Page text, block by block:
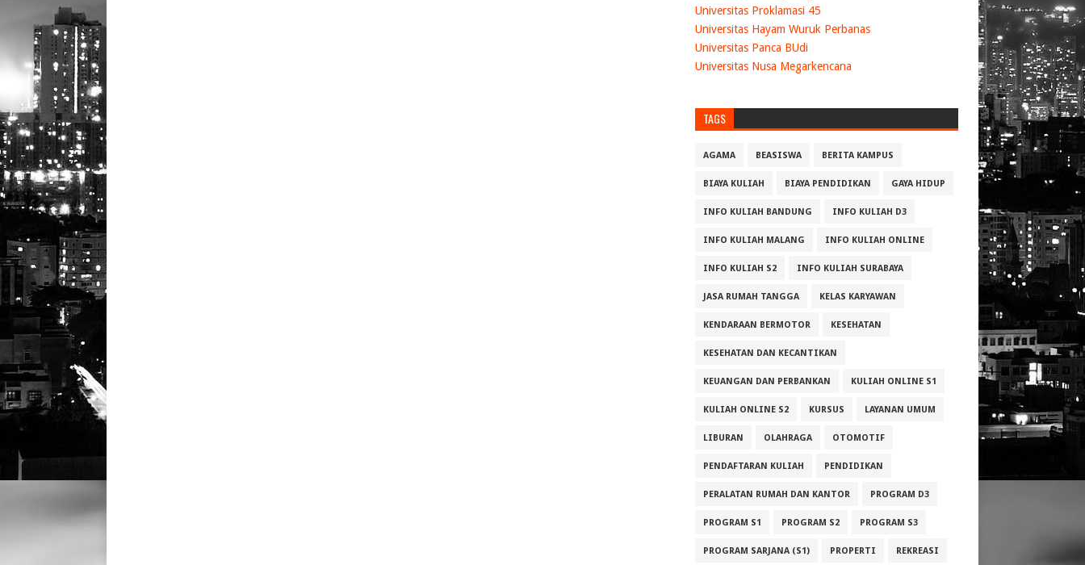
Universitas Proklamasi 45
Universitas Hayam Wuruk Perbanas
Universitas Panca BUdi
Universitas Nusa Megarkencana
TAGS
AGAMA BEASISWA BERITA KAMPUS
BIAYA KULIAH BIAYA PENDIDIKAN GAYA HIDUP
INFO KULIAH BANDUNG INFO KULIAH D3
INFO KULIAH MALANG INFO KULIAH ONLINE
INFO KULIAH S2 INFO KULIAH SURABAYA
JASA RUMAH TANGGA KELAS KARYAWAN
KENDARAAN BERMOTOR KESEHATAN
KESEHATAN DAN KECANTIKAN
KEUANGAN DAN PERBANKAN KULIAH ONLINE S1
KULIAH ONLINE S2 KURSUS LAYANAN UMUM
LIBURAN OLAHRAGA OTOMOTIF
PENDAFTARAN KULIAH PENDIDIKAN
PERALATAN RUMAH DAN KANTOR PROGRAM D3
PROGRAM S1 PROGRAM S2 PROGRAM S3
PROGRAM SARJANA (S1) PROPERTI REKREASI